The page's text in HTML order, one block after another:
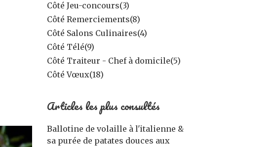
Côté Jeu-concours(3)
Côté Remerciements(8)
Côté Salons Culinaires(4)
Côté Télé(9)
Côté Traiteur - Chef à domicile(5)
Côté Vœux(18)
Articles les plus consultés
Ballotine de volaille à l'italienne &
sa purée de patates douces aux